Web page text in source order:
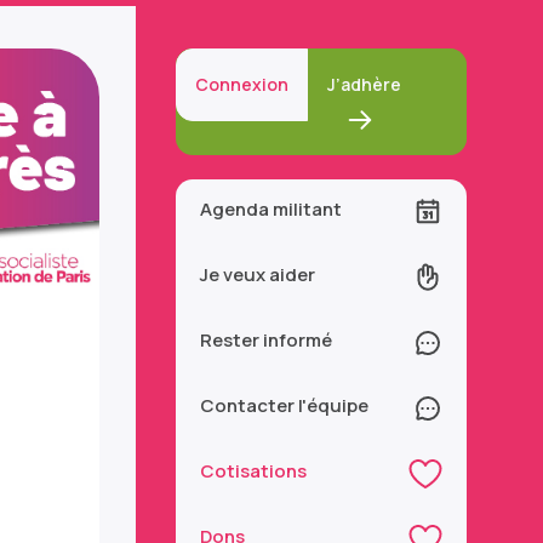
Connexion J’adhère
Agenda militant
Je veux aider
Rester informé
Contacter l'équipe
Cotisations
Dons